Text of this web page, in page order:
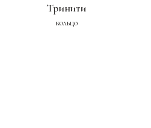
Тринити
кольцо